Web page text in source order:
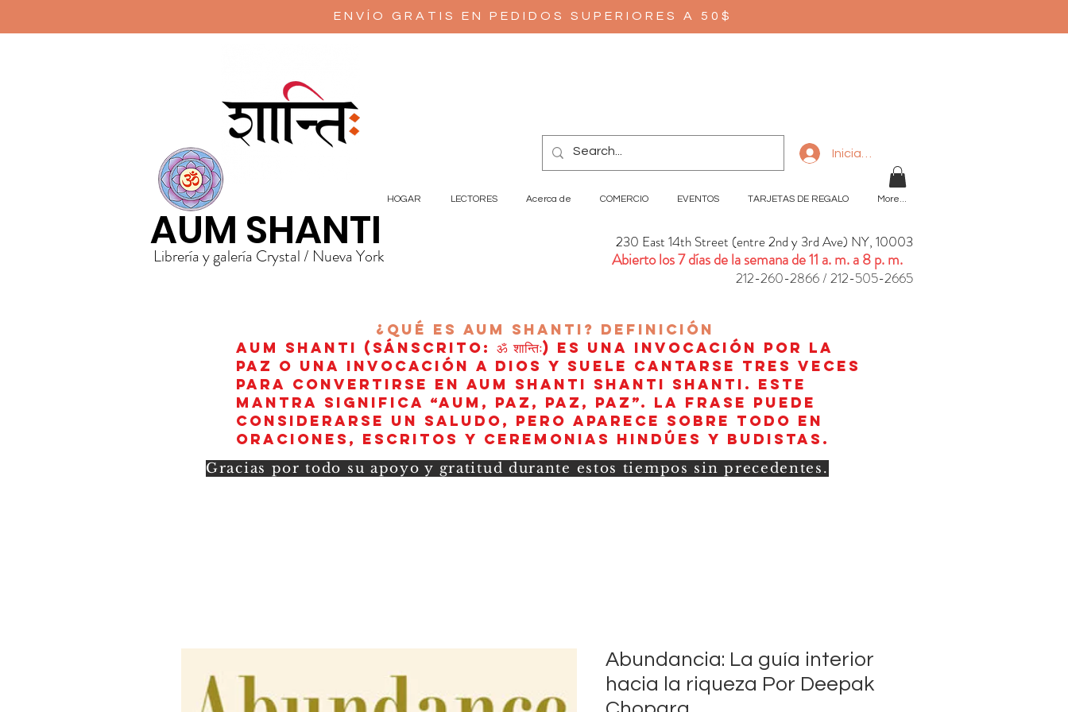
ENVÍO GRATIS EN PEDIDOS SUPERIORES A 50$
Iniciar sesión
Librería y galería Crystal / Nueva York
AUM SHANTI 230 East 14th Street (entre 2nd y 3rd Ave) NY, 10003
Abierto los 7 días de la semana de 11 a. m. a 8 p. m.
212-260-2866 / 212-505-2665
HOGAR LECTORES Acerca de COMERCIO EVENTOS TARJETAS DE REGALO More...
¿Qué es AUM Shanti? Definición
AUM Shanti (sánscrito: ॐ शान्तिः) es una invocación por la
paz o una invocación a Dios y suele cantarse tres veces
para convertirse en aum shanti shanti shanti. Este
mantra significa “AUM, paz, paz, paz”. La frase puede
considerarse un saludo, pero aparece sobre todo en
oraciones, escritos y ceremonias hindúes y budistas.
Gracias por todo su apoyo y gratitud durante estos tiempos sin precedentes.
Abundancia: La guía interior
hacia la riqueza Por Deepak